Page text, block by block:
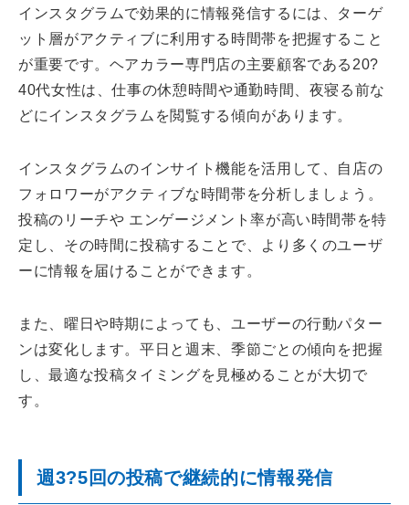
インスタグラムで効果的に情報発信するには、ターゲ
ット層がアクティブに利用する時間帯を把握すること
が重要です。ヘアカラー専門店の主要顧客である20?
40代女性は、仕事の休憩時間や通勤時間、夜寝る前な
どにインスタグラムを閲覧する傾向があります。
インスタグラムのインサイト機能を活用して、自店の
フォロワーがアクティブな時間帯を分析しましょう。
投稿のリーチや エンゲージメント率が高い時間帯を特
定し、その時間に投稿することで、より多くのユーザ
ーに情報を届けることができます。
また、曜日や時期によっても、ユーザーの行動パター
ンは変化します。平日と週末、季節ごとの傾向を把握
し、最適な投稿タイミングを見極めることが大切で
す。
週3?5回の投稿で継続的に情報発信